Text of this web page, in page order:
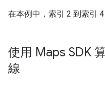
在本例中，索引 2 到索引 4
使用 Maps SDK
線